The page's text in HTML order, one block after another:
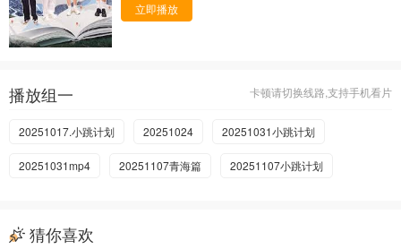
立即播放
卡顿请切换线路,支持手机看片
播放组一
20251017.小跳计划 20251024 20251031小跳计划
20251031mp4 20251107青海篇 20251107小跳计划
猜你喜欢